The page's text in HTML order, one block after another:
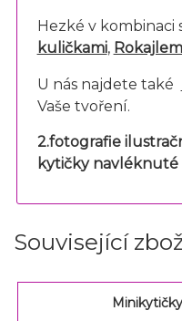
Hezké v kombinaci
kuličkami, Rokajlem
U nás najdete také
Vaše tvoření.
2.fotografie
kytičky navléknuté
Související